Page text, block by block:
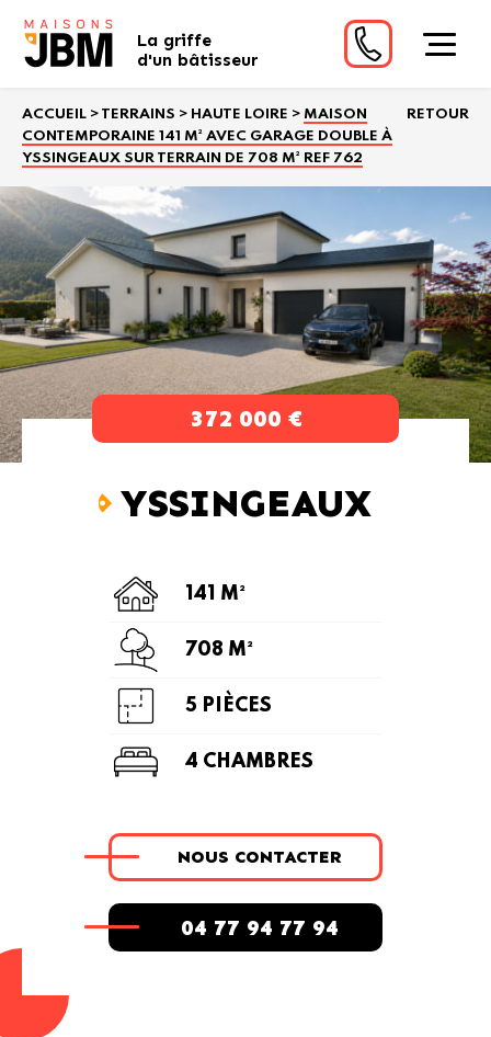
La griffe
d'un bâtisseur
ACCUEIL > TERRAINS > HAUTE LOIRE > MAISON
CONTEMPORAINE 141 M² AVEC GARAGE DOUBLE À
YSSINGEAUX SUR TERRAIN DE 708 M² REF 762
RETOUR
YSSINGEAUX
141 M²
708 M²
5 PIÈCES
4 CHAMBRES
372 000 €
NOUS CONTACTER
04 77 94 77 94